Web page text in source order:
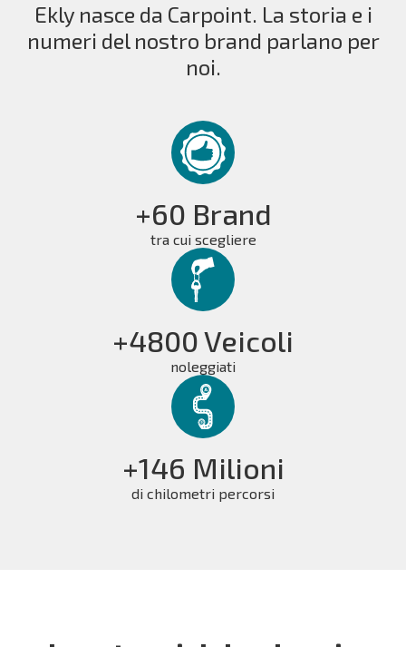
Ekly nasce da Carpoint. La storia e i
numeri del nostro brand parlano per
noi.
+60 Brand
tra cui scegliere
+4800 Veicoli
noleggiati
+146 Milioni
di chilometri percorsi